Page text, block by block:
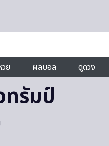
ย ผลบอล ดูดวง
ทรัมป์